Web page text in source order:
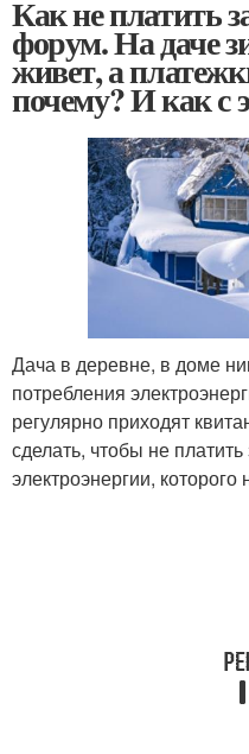
Как не платить
форум. На даче
живет, а
почему? И как с
Дача в деревне, в доме
потребления
регулярно приходят
сделать, чтобы не
электроэнергии,